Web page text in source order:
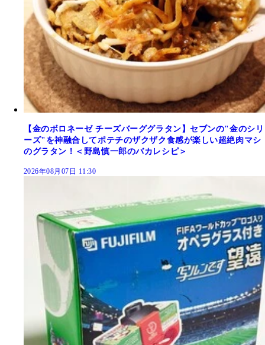
【金のボロネーゼ チーズバーググラタン】セブンの"金のシリ
ーズ"を神融合してポテチのザクザク食感が楽しい超絶肉マシ
のグラタン！＜野島慎一郎のバカレシピ＞
2026年08月07日 11:30